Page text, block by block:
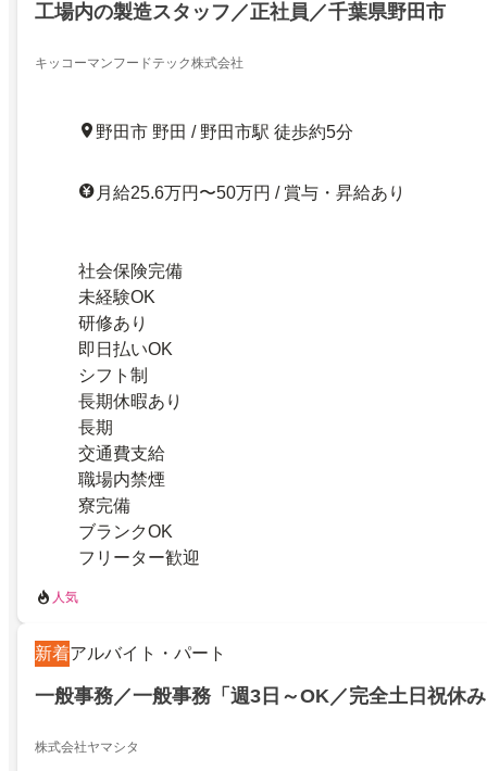
工場内の製造スタッフ／正社員／千葉県野田市
キッコーマンフードテック株式会社
野田市 野田 / 野田市駅 徒歩約5分
月給25.6万円〜50万円 / 賞与・昇給あり
社会保険完備
未経験OK
研修あり
即日払いOK
シフト制
長期休暇あり
長期
交通費支給
職場内禁煙
寮完備
ブランクOK
フリーター歓迎
人気
新着アルバイト・パート
一般事務／一般事務「週3日～OK／完全土日祝休
株式会社ヤマシタ